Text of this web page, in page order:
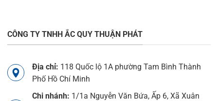
CÔNG TY TNHH ẮC QUY THUẬN PHÁT
Địa chỉ: 118 Quốc lộ 1A phường Tam Bình Thành
Phố Hồ Chí Minh
Chi nhánh: 1/1a Nguyễn Văn Bứa, Ấp 6, Xã Xuân